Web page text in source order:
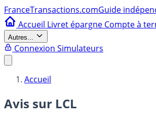
FranceTransactions.comGuide
Accueil Livret épargne Compte à
Autres...
Connexion Simulateurs
Accueil
Avis sur LCL